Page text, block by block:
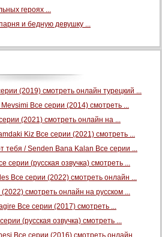
героях ...
и бедную девушку ...
(2019) смотреть онлайн турецкий ...
Все серии (2014) смотреть ...
(2021) смотреть онлайн на ...
Kiz Все серии (2021) смотреть ...
тебя / Senden Bana Kalan Все серии ...
серии (русская озвучка) смотреть ...
Все серии (2022) смотреть онлайн ...
смотреть онлайн на русском ...
Все серии (2017) смотреть ...
(русская озвучка) смотреть ...
Все серии (2016) смотреть онлайн ...